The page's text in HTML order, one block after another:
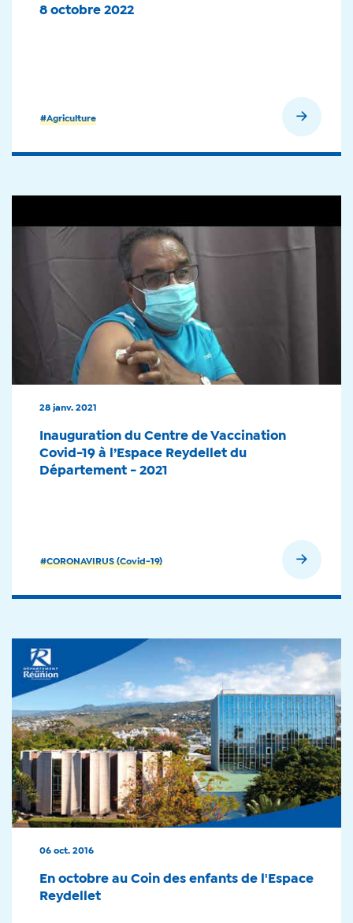
#Agriculture
8 octobre 2022
#CORONAVIRUS (Covid-19)
28 janv. 2021
Inauguration du Centre de Vaccination
Covid-19 à l’Espace Reydellet du
Département - 2021
06 oct. 2016
En octobre au Coin des enfants de l'Espace
Reydellet